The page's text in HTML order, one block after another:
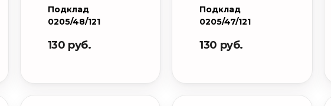
Подклад
0205/48/121
130 руб.
Подклад
0205/47/121
130 руб.